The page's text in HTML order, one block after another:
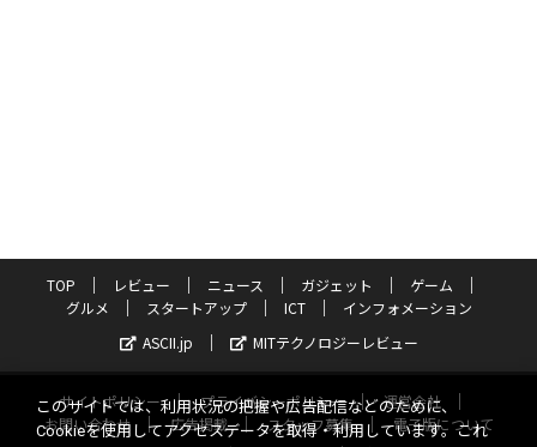
TOP レビュー ニュース ガジェット
ゲーム
グルメ
スタートアップ ICT
インフォメーション
ASCII.jp
MITテクノロジーレビュー
サイトポリシー プライバシーポリシー
運営会社
お問い合わせ
広告掲載 スタッフ募集 電子版について
このサイトでは、利用状況の把握や広告配信などのために、
Cookieを使用してアクセスデータを取得・利用しています。これ